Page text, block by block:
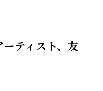
ティスト、友